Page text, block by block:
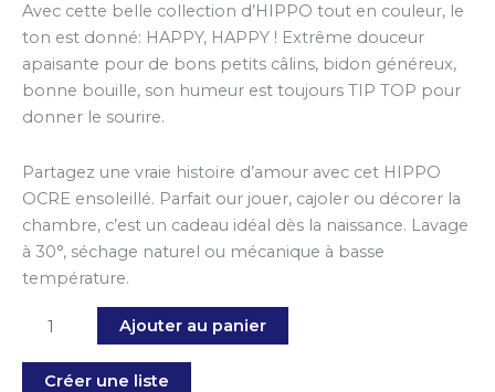
Avec cette belle collection d’HIPPO tout en couleur, le
ton est donné: HAPPY, HAPPY ! Extrême douceur
apaisante pour de bons petits câlins, bidon généreux,
bonne bouille, son humeur est toujours TIP TOP pour
donner le sourire.
Partagez une vraie histoire d’amour avec cet HIPPO
OCRE ensoleillé. Parfait our jouer, cajoler ou décorer la
chambre, c’est un cadeau idéal dès la naissance. Lavage
à 30°, séchage naturel ou mécanique à basse
température.
Ajouter au panier
Créer une liste